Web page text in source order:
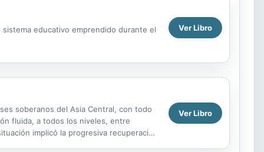
educativo emprendido durante el Ver Libro
soberanos del Asia Central, con todo
fluida, a todos los niveles, entre
implicó la progresiva recuperación
Ver Libro